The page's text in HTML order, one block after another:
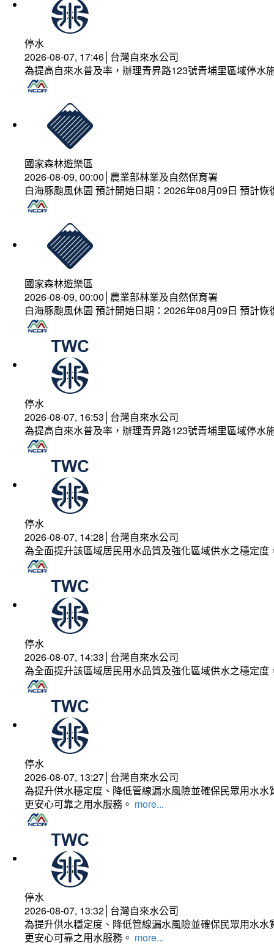
停水
2026-08-07, 17:46│台灣自來水公司
為提高自來水普及率，辦理青昇路123號青埔里區域停水
國家森林遊樂區
2026-08-09, 00:00│農業部林業及自然保育署
白海豚颱風休園 預計開始日期：2026年08月09日 預計
國家森林遊樂區
2026-08-09, 00:00│農業部林業及自然保育署
白海豚颱風休園 預計開始日期：2026年08月09日 預計
停水
2026-08-07, 16:53│台灣自來水公司
為提高自來水普及率，辦理青昇路123號青埔里區域停水
停水
2026-08-07, 14:28│台灣自來水公司
為全面提升該區域居民用水品質及強化區域供水之穩定
停水
2026-08-07, 14:33│台灣自來水公司
為全面提升該區域居民用水品質及強化區域供水之穩定
停水
2026-08-07, 13:27│台灣自來水公司
為提升供水穩定度、降低管線漏水風險並確保民眾用水
更安心可靠之用水服務。 more...
停水
2026-08-07, 13:32│台灣自來水公司
為提升供水穩定度、降低管線漏水風險並確保民眾用水
更安心可靠之用水服務。 more...